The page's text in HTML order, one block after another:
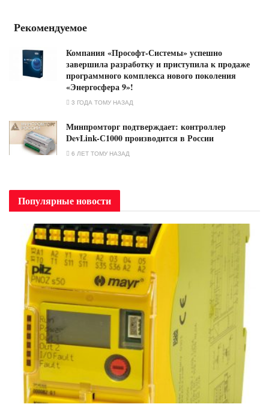
Рекомендуемое
Компания «Прософт-Системы» успешно
завершила разработку и приступила к продаже
программного комплекса нового поколения
«Энергосфера 9»!
3 ГОДА ТОМУ НАЗАД
Минпромторг подтверждает: контроллер
DevLink-С1000 производится в России
6 ЛЕТ ТОМУ НАЗАД
Популярные новости